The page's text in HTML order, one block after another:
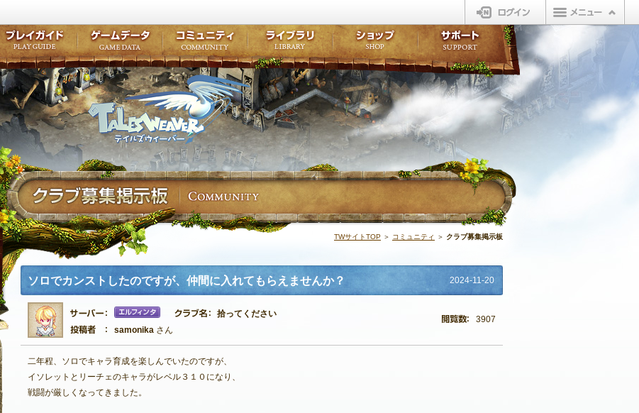
ログイン
テイルズウィーバー
公式サイトにログイン
外部サービスIDでログイン
自由掲示板
TWサイトTOP ＞ コミュニティ ＞ クラブ募集掲示板
ソロでカンストしたのですが、仲間に入れてもらえませんか？ 2024-11-20
エルフィンタ拾ってください
samonika さん
3907
二年程、ソロでキャラ育成を楽しんでいたのですが、
イソレットとリーチェのキャラがレベル３１０になり、
戦闘が厳しくなってきました。
ゲーム紹介
ここだけは知っておこうプレイガイド
ワープポイント
ゲームデータ
ルーンスキル
コミュニティ
コミュニティポイントライブラリ
LINEスタンプ
ショップ
販売アイテム
ビューティーショップ
オープンマーケットサポート
不具合対応状況
アンケート